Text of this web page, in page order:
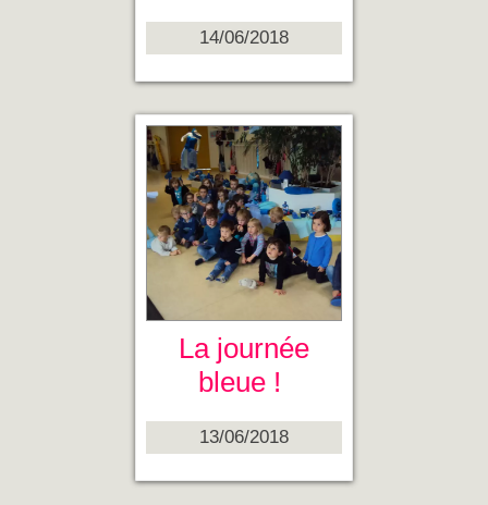
14/06/2018
La journée
bleue !
13/06/2018